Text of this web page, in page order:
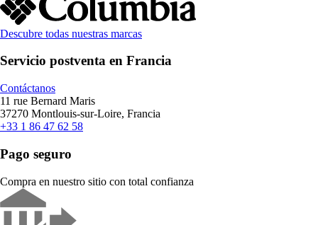
Descubre todas nuestras marcas
Servicio postventa en Francia
Contáctanos
11 rue Bernard Maris
37270 Montlouis-sur-Loire, Francia
+33 1 86 47 62 58
Pago seguro
Compra en nuestro sitio con total confianza